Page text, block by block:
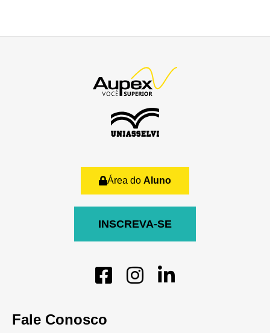
Fale Conosco
Área do Aluno
INSCREVA-SE